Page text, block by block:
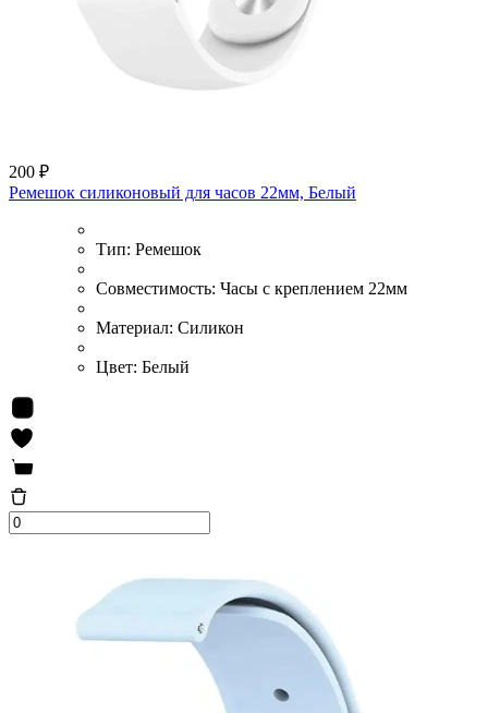
200 ₽
Ремешок силиконовый для часов 22мм, Белый
Тип: Ремешок
Совместимость: Часы с креплением 22мм
Материал: Силикон
Цвет: Белый